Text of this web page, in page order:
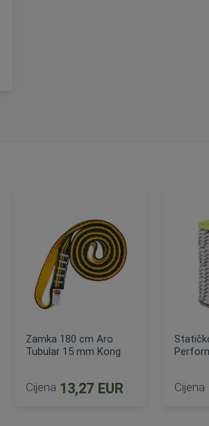
Zamka 180 cm Aro
Tubular 15 mm Kong
Cijena 13,27 EUR Cijena